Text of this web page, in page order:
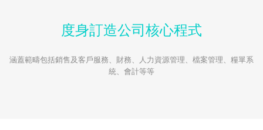
度身訂造公司核心程式
涵蓋範疇包括銷售及客戶服務、財務、人力資源管理、檔案管理、糧單系
統、會計等等